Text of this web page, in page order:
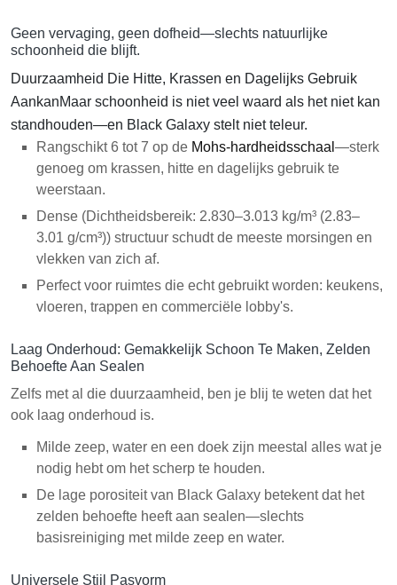
Geen vervaging, geen dofheid—slechts natuurlijke
schoonheid die blijft.
Duurzaamheid Die Hitte, Krassen en Dagelijks Gebruik
AankanMaar schoonheid is niet veel waard als het niet kan
standhouden—en Black Galaxy stelt niet teleur.
Rangschikt 6 tot 7 op de Mohs-hardheidsschaal—sterk
genoeg om krassen, hitte en dagelijks gebruik te
weerstaan.
Dense (Dichtheidsbereik: 2.830–3.013 kg/m³ (2.83–
3.01 g/cm³)) structuur schudt de meeste morsingen en
vlekken van zich af.
Perfect voor ruimtes die echt gebruikt worden: keukens,
vloeren, trappen en commerciële lobby's.
Laag Onderhoud: Gemakkelijk Schoon Te Maken, Zelden
Behoefte Aan Sealen
Zelfs met al die duurzaamheid, ben je blij te weten dat het
ook laag onderhoud is.
Milde zeep, water en een doek zijn meestal alles wat je
nodig hebt om het scherp te houden.
De lage porositeit van Black Galaxy betekent dat het
zelden behoefte heeft aan sealen—slechts
basisreiniging met milde zeep en water.
Universele Stijl Pasvorm